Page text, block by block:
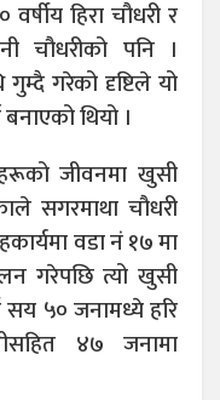
हिरा चौधरी र
चौधरीको पनि ।
गरेको दृष्टिले यो
थियो ।
जीवनमा खुसी
सगरमाथा चौधरी
वडा नं १७ मा
गरेपछि त्यो खुसी
सय ५० जनामध्ये हरि
४७ जनामा